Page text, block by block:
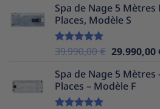
initial
était :
Spa de Nage 5 Mètres
Places, Modèle S
Note5.00
39.990,00€ Le
initial
était :
29.990,00
Spa de Nage 5 Mètres
Places – Modèle F